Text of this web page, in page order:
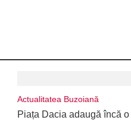
Actualitatea Buzoiană
Piața Dacia adaugă încă o